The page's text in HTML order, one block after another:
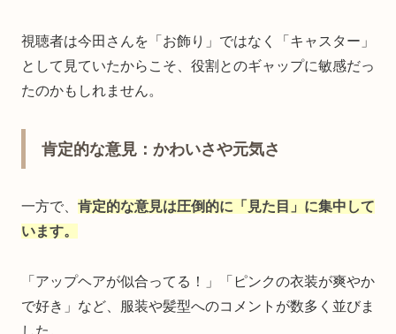
視聴者は今田さんを「お飾り」ではなく「キャスター」
として見ていたからこそ、役割とのギャップに敏感だっ
たのかもしれません。
肯定的な意見：かわいさや元気さ
一方で、 肯定的な意見は圧倒的に「見た目」に集中して
います。
「アップヘアが似合ってる！」「ピンクの衣装が爽やか
で好き」など、服装や髪型へのコメントが数多く並びま